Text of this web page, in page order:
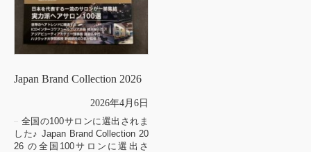
Japan Brand Collection 2026
2026年4月6日
全国の100サロンに選出されま
した♪ Japan Brand Collection 20
26 の全国100サロンに選出さ